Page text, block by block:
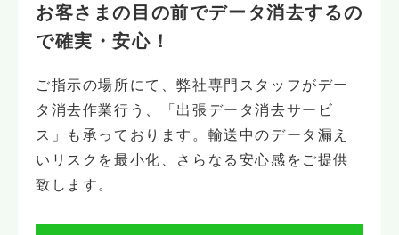
お客さまの目の前でデータ消去するの
で確実・安心！
ご指示の場所にて、弊社専門スタッフがデー
タ消去作業行う、「出張データ消去サービ
ス」も承っております。輸送中のデータ漏え
いリスクを最小化、さらなる安心感をご提供
致します。